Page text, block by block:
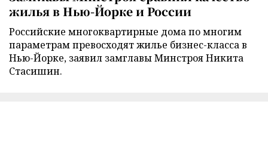
жилья в Нью-Йорке и России
Российские многоквартирные дома по многим
параметрам превосходят жилье бизнес-класса в
Нью-Йорке, заявил замглавы Минстроя Никита
Стасишин.